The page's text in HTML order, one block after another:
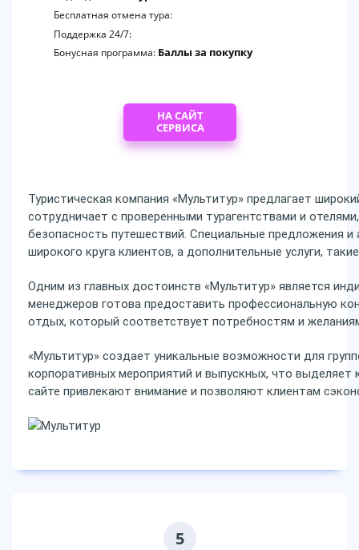
Бесплатная отмена тура:
Поддержка 24/7:
Бонусная программа: Баллы за покупку
НА САЙТ
СЕРВИСА
Туристическая компания «Мультитур» предлагает
сотрудничает с проверенными турагентствами и
безопасность путешествий. Специальные предложения
широкого круга клиентов, а дополнительные услуги,
Одним из главных достоинств «Мультитур» является
менеджеров готова предоставить профессиональную
отдых, который соответствует потребностям и
«Мультитур» создает уникальные возможности для
корпоративных мероприятий и выпускных, что
сайте привлекают внимание и позволяют клиентам
5